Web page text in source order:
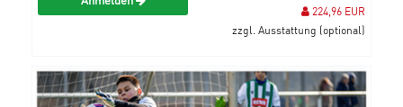
224,96 EUR
zzgl. Ausstattung (optional)